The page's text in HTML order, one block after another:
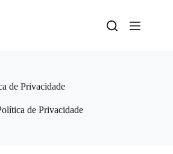
de Privacidade
de Privacidade